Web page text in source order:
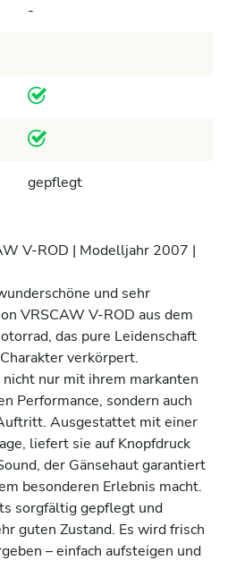
-
gepflegt
V-ROD | Modelljahr 2007 |
und sehr
VRSCAW V-ROD aus dem
das pure Leidenschaft
verkörpert.
nur mit ihrem markanten
Performance, sondern auch
Ausgestattet mit einer
liefert sie auf Knopfdruck
der Gänsehaut garantiert
besonderen Erlebnis macht.
sorgfältig gepflegt und
guten Zustand. Es wird frisch
– einfach aufsteigen und